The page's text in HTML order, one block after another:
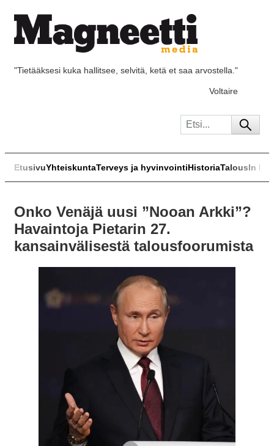
"Tietääksesi kuka hallitsee, selvitä, ketä et saa arvostella."
Voltaire
EtusivuYhteiskuntaTerveys ja hyvinvointiHistoriaTalousIn
Onko Venäjä uusi ”Nooan Arkki”?
Havaintoja Pietarin 27.
kansainvälisestä talousfoorumista